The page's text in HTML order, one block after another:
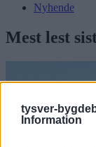
tysver-
Information
Nyhende
Mest lest